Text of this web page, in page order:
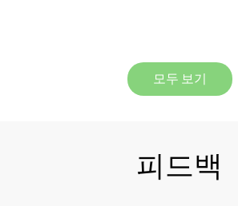
모두 보기
피드백